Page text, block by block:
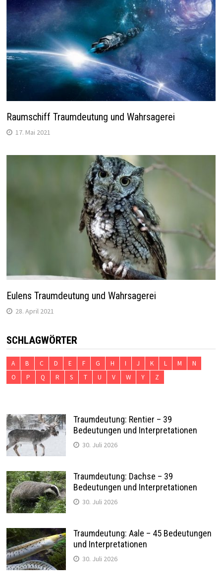
Raumschiff Traumdeutung und Wahrsagerei
17. Mai 2021
Eulens Traumdeutung und Wahrsagerei
28. April 2021
SCHLAGWÖRTER
A B C D E F G H I J K L M
N
O
P Q R S T U V W Y Z
Traumdeutung: Rentier – 39
Bedeutungen und Interpretationen
30. Juli 2026
Traumdeutung: Dachse – 39
Bedeutungen und Interpretationen
30. Juli 2026
Traumdeutung: Aale – 45 Bedeutungen
und Interpretationen
30. Juli 2026